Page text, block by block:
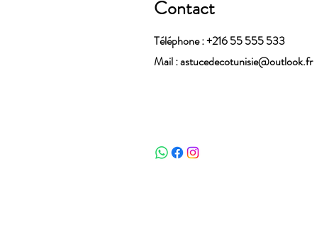
Contact
Téléphone : +216 55 555 533
Mail :astucedecotunisie@outlook.fr